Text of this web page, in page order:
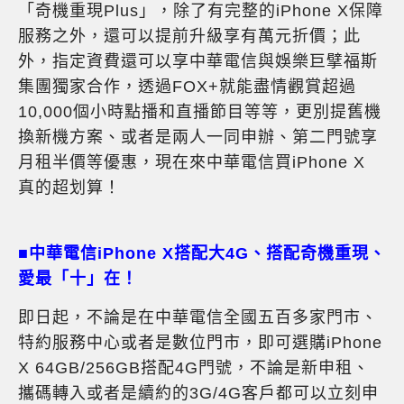
「奇機重現Plus」，除了有完整的iPhone X保障
服務之外，還可以提前升級享有萬元折價；此
外，指定資費還可以享中華電信與娛樂巨擘福斯
集團獨家合作，透過FOX+就能盡情觀賞超過
10,000個小時點播和直播節目等等，更別提舊機
換新機方案、或者是兩人一同申辦、第二門號享
月租半價等優惠，現在來中華電信買iPhone X
真的超划算！
■中華電信iPhone X搭配大4G 、搭配奇機重現、
愛最 「 十 」 在！
即日起，不論是在中華電信全國五百多家門市、
特約服務中心或者是數位門市，即可選購iPhone
X 64GB/256GB搭配4G門號，不論是新申租、
攜碼轉入或者是續約的3G/4G客戶都可以立刻申